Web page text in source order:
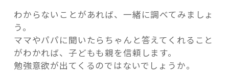
わからないことがあれば、一緒に調べてみましょ
う。
ママやパパに聞いたらちゃんと答えてくれること
がわかれば、子どもも親を信頼します。
勉強意欲が出てくるのではないでしょうか。